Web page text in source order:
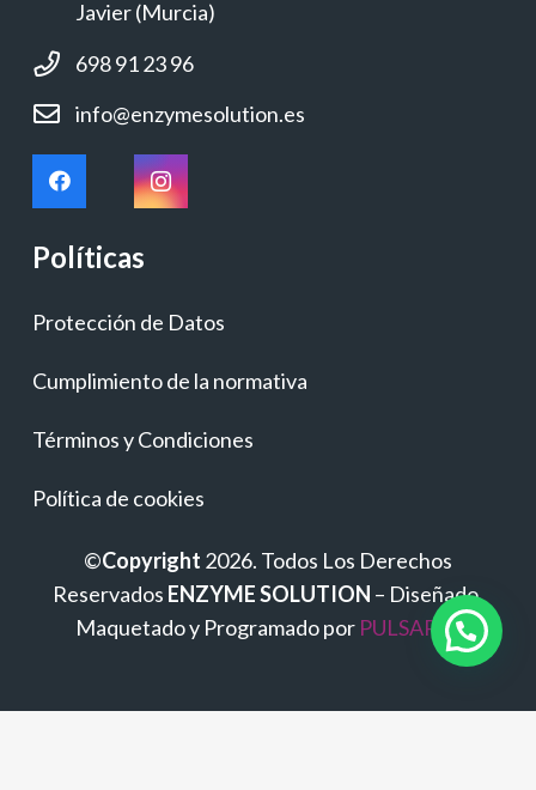
Javier (Murcia)
698 91 23 96
info@enzymesolution.es
Políticas
Protección de Datos
Cumplimiento de la normativa
Términos y Condiciones
Política de cookies
©Copyright 2026. Todos Los Derechos
Reservados ENZYME SOLUTION – Diseñado,
Maquetado y Programado por PULSAP.es